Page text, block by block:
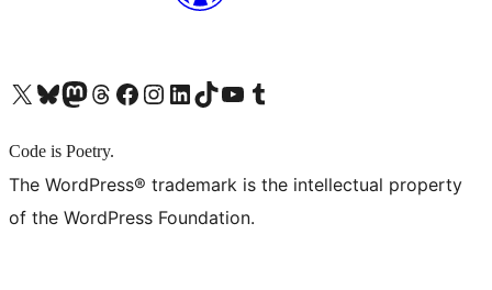
X (旧 Twitter) アカウントへBluesky アカウントへMastodon アカウントへThreads アカウントへ Facebook ページへInstagram アカウントへ LinkedIn アカウントへTikTok アカウントへYouTube チャンネルへ Tumblr アカウントへ
Code is Poetry.
The WordPress® trademark is the intellectual property
of the WordPress Foundation.